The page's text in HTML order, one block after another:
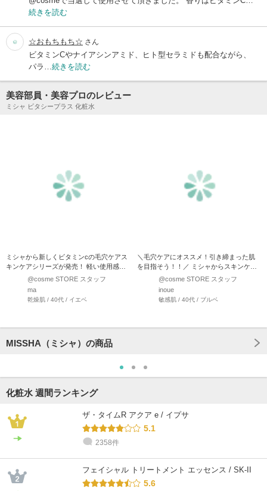
続きを読む
☆おもちもち☆ さん
ビタミンCやナイアシンアミド、ヒト型セラミドも配合ながら、
パラ… 続きを読む
美容部員・美容プロのレビュー
ミシャ ビタシープラス 化粧水
ミシャから新しくビタミンcの毛穴ケアス
キンケアシリーズが発売！ 軽い使用感で
肌に浸透しやす…
@cosme STORE スタッフ
ma
乾燥肌 / 40代 / イエベ
＼毛穴ケアにオススメ！引き締まった肌
を目指そう！！／ ミシャからスキンケア
が発売！ 国産コス…
@cosme STORE スタッフ
inoue
敏感肌 / 40代 / ブルベ
MISSHA（ミシャ）の商品
化粧水 週間ランキング
ザ・タイムR アクア e / イプサ
5.1
2358件
フェイシャル トリートメント エッセンス / SK-II
5.6